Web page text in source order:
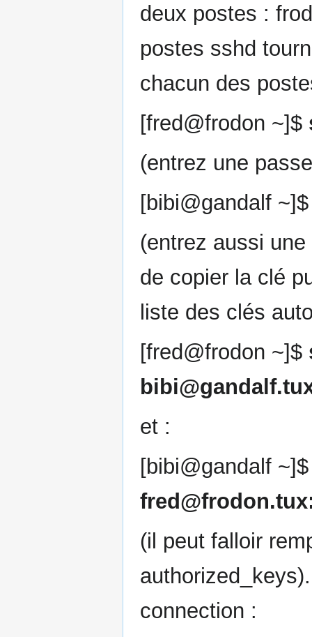
deux postes :
postes sshd
chacun des
[fred@frodon ~]$
(entrez une
[bibi@gandalf
(entrez aussi
de copier la clé
liste des clés
[fred@frodon ~]$
et :
[bibi@gandalf
(il peut falloir
connection :